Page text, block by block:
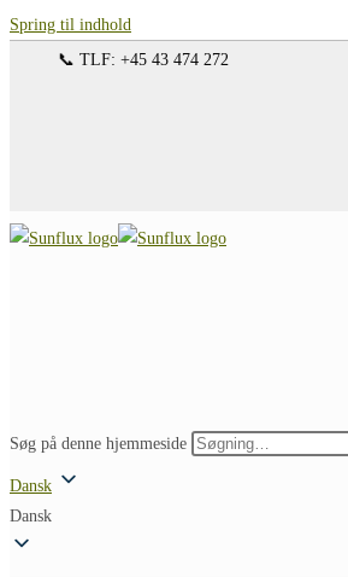
Spring til indhold
📞 TLF: +45 43 474 272
Søg på denne hjemmeside
Dansk
Dansk